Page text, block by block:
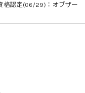
格認定(06/29)：オブザー